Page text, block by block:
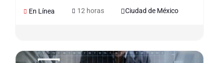
En Línea
12 horas Ciudad de México